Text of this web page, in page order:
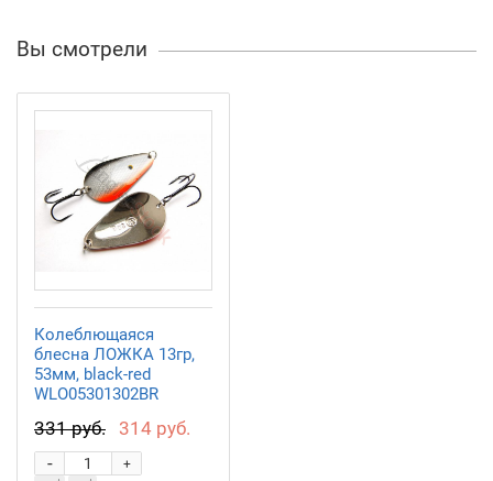
Вы смотрели
Колеблющаяся
блесна ЛОЖКА 13гр,
53мм, black-red
WLO05301302BR
331 руб. 314 руб.
+
-